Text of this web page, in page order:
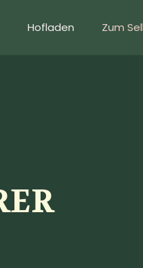
Hofladen Zum